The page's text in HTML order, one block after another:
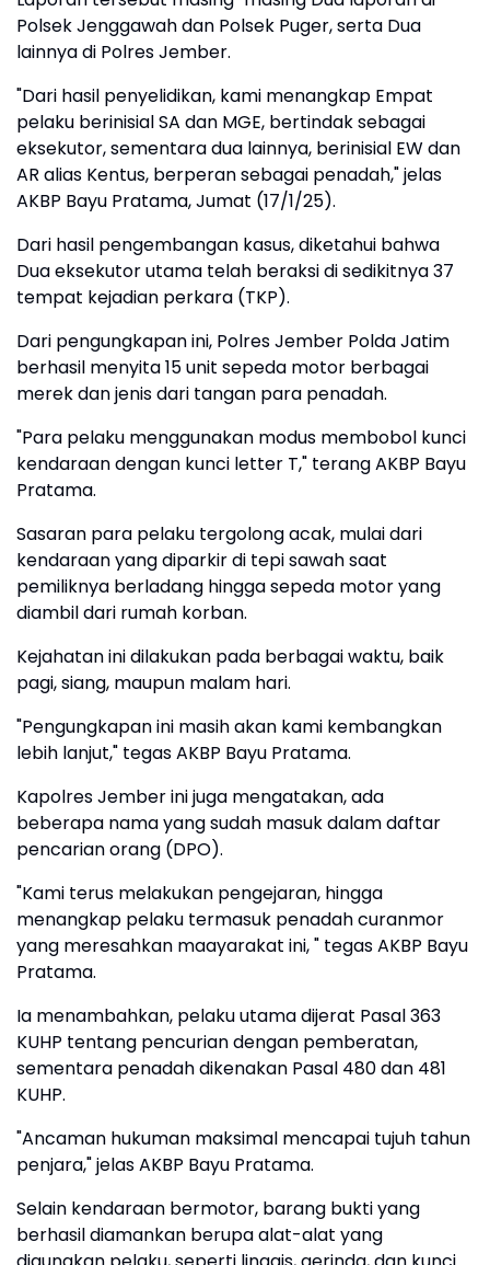
Polsek Jenggawah dan Polsek Puger, serta Dua
lainnya di Polres Jember.
"Dari hasil penyelidikan, kami menangkap Empat
pelaku berinisial SA dan MGE, bertindak sebagai
eksekutor, sementara dua lainnya, berinisial EW dan
AR alias Kentus, berperan sebagai penadah," jelas
AKBP Bayu Pratama, Jumat (17/1/25).
Dari hasil pengembangan kasus, diketahui bahwa
Dua eksekutor utama telah beraksi di sedikitnya 37
tempat kejadian perkara (TKP).
Dari pengungkapan ini, Polres Jember Polda Jatim
berhasil menyita 15 unit sepeda motor berbagai
merek dan jenis dari tangan para penadah.
"Para pelaku menggunakan modus membobol kunci
kendaraan dengan kunci letter T," terang AKBP Bayu
Pratama.
Sasaran para pelaku tergolong acak, mulai dari
kendaraan yang diparkir di tepi sawah saat
pemiliknya berladang hingga sepeda motor yang
diambil dari rumah korban.
Kejahatan ini dilakukan pada berbagai waktu, baik
pagi, siang, maupun malam hari.
"Pengungkapan ini masih akan kami kembangkan
lebih lanjut," tegas AKBP Bayu Pratama.
Kapolres Jember ini juga mengatakan, ada
beberapa nama yang sudah masuk dalam daftar
pencarian orang (DPO).
"Kami terus melakukan pengejaran, hingga
menangkap pelaku termasuk penadah curanmor
yang meresahkan maayarakat ini, " tegas AKBP Bayu
Pratama.
Ia menambahkan, pelaku utama dijerat Pasal 363
KUHP tentang pencurian dengan pemberatan,
sementara penadah dikenakan Pasal 480 dan 481
KUHP.
"Ancaman hukuman maksimal mencapai tujuh tahun
penjara," jelas AKBP Bayu Pratama.
Selain kendaraan bermotor, barang bukti yang
berhasil diamankan berupa alat-alat yang